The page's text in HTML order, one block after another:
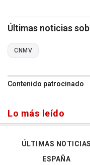
Últimas noticias
CNMV
Contenido patrocinado
Lo más leído
ÚLTIMAS NOTICIAS
ESPAÑA